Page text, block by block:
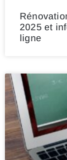
2025 et
ligne